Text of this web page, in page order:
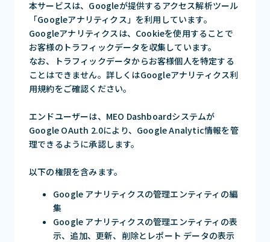
本サービスは、Googleが提供するアクセス解析ツール
「Googleアナリティクス」を利用しています。
Googleアナリティクスは、Cookieを使用することで
お客様のトラフィックデータを収集しています。
なお、トラフィックデータからお客様個人を特定する
ことはできません。詳しくはGoogleアナリティクス利
用規約をご確認ください。
エンドユーザーは、MEO Dashboardシステムが
Google OAuth 2.0により、Google Analytic情報を管
理できるように承認します。
以下の権限を含みます。
Google アナリティクスの管理エンティティの編
集
Google アナリティクスの管理エンティティの表
示、追加、更新、削除とレポート データの表示